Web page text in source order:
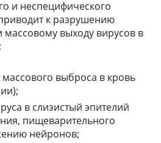
и неспецифического
к разрушению
массовому выходу вирусов в
выброса в кровь
в слизистый эпителий
пищеварительного
нейронов;